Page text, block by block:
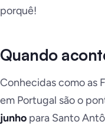
porquê!
Quando
Conhecidas como as
em Portugal são o
junho para Santo